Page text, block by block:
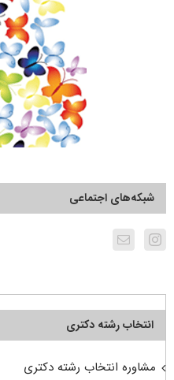
شبکه‌های اجتماعی
انتخاب رشته دکتری
مشاوره انتخاب رشته دکتری